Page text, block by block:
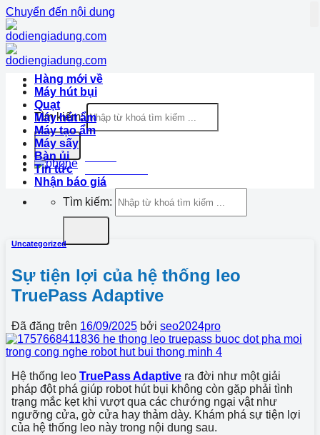
Chuyển đến nội dung
Tìm kiếm:
Tìm kiếm:
Hàng mới về
Máy hút bụi
Quạt
Máy hút ẩm
Máy tạo ẩm
Máy sấy
Bàn ủi
Tin tức
Nhận báo giá
Uncategorized
Sự tiện lợi của hệ thống leo
TruePass Adaptive
Đã đăng trên 16/09/2025 bởi seo2024pro
Hệ thống leo TruePass Adaptive ra đời như một giải
pháp đột phá giúp robot hút bụi không còn gặp phải tình
trạng mắc kẹt khi vượt qua các chướng ngại vật như
ngưỡng cửa, gờ cửa hay thảm dày. Khám phá sự tiện lợi
của hệ thống leo này trong nội dung sau.